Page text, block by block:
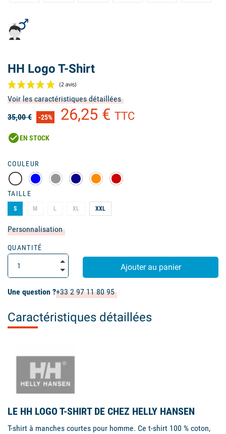
HH Logo T-Shirt
Voir les caractéristiques détaillées
35,00 €
-25% 26,25 € TTC
check_circleEN STOCK
COULEUR
TAILLE
S M L XL XXL
Personnalisation
QUANTITÉ
Ajouter au panier
Une question ?+33 2 97 11 80 95
Caractéristiques détaillées
LE HH LOGO T-SHIRT DE CHEZ HELLY HANSEN
T-shirt à manches courtes pour homme. Ce t-shirt 100 % coton,